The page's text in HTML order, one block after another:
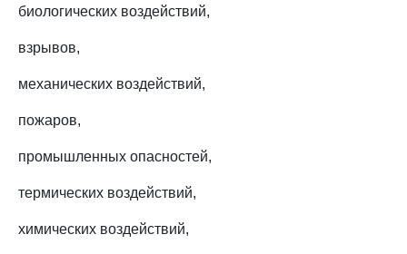
биологических воздействий,
взрывов,
механических воздействий,
пожаров,
промышленных опасностей,
термических воздействий,
химических воздействий,